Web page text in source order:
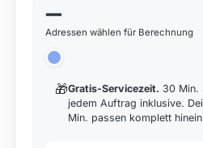
—
Adressen wählen für Berechnung
🎁Gratis-Servicezeit. 30 Min.
jedem Auftrag inklusive.
Min. passen komplett